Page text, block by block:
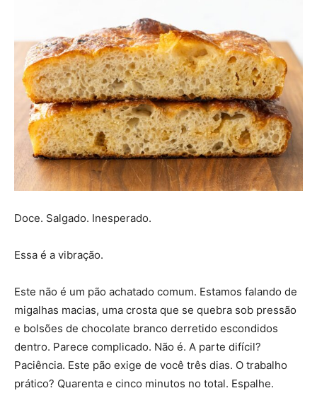
Doce. Salgado. Inesperado.
Essa é a vibração.
Este não é um pão achatado comum. Estamos falando de
migalhas macias, uma crosta que se quebra sob pressão
e bolsões de chocolate branco derretido escondidos
dentro. Parece complicado. Não é. A parte difícil?
Paciência. Este pão exige de você três dias. O trabalho
prático? Quarenta e cinco minutos no total. Espalhe.